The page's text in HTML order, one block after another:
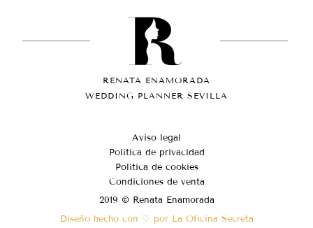
RENATA ENAMORADA
WEDDING PLANNER SEVILLA
Aviso legal
Política de privacidad
Política de cookies
Condiciones de venta
2019 © Renata Enamorada
Diseño hecho con ♡ por La Oficina Secreta